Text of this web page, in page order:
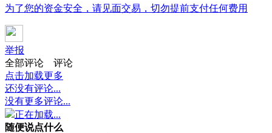
为了您的资金安全，请见面交易，切勿提前支付任何费用
举报
全部评论
评论
点击加载更多
还没有评论...
没有更多评论...
正在加载...
随便说点什么